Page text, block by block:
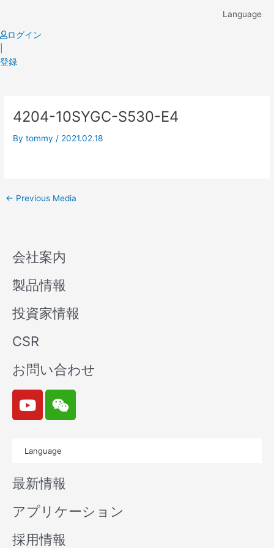
content
Language
ログイン
登録
4204-10SYGC-S530-E4
Bytommy / 2021.02.18
navigation
← Previous Media
会社案内
製品情報
投資家情報
CSR
お問い合わせ
Y
o
u
b
e
W
e
i
n
Language
最新情報
アプリケーション
採用情報